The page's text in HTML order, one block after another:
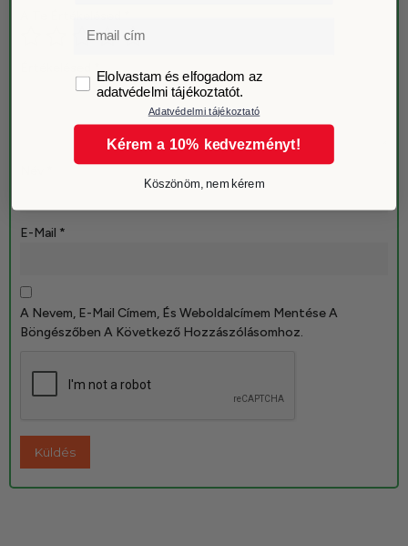
*
E-Mail *
A Nevem, E-Mail Címem, És Weboldalcímem Mentése A
Böngészőben A Következő Hozzászólásomhoz.
Email
GDPRElolvastam és elfogadom az
adatvédelmi tájékoztatót.
Adatvédelmi tájékoztató
Kérem a 10% kedvezményt!
Köszönöm, nem kérem